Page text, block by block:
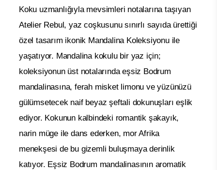
Koku uzmanlığıyla mevsimleri notalarına taşıyan
Atelier Rebul, yaz coşkusunu sınırlı sayıda ürettiği
özel tasarım ikonik Mandalina Koleksiyonu ile
yaşatıyor. Mandalina kokulu bir yaz için;
koleksiyonun üst notalarında eşsiz Bodrum
mandalinasına, ferah misket limonu ve yüzünüzü
gülümsetecek naif beyaz şeftali dokunuşları eşlik
ediyor. Kokunun kalbindeki romantik şakayık,
narin müge ile dans ederken, mor Afrika
menekşesi de bu gizemli buluşmaya derinlik
katıyor. Eşsiz Bodrum mandalinasının aromatik